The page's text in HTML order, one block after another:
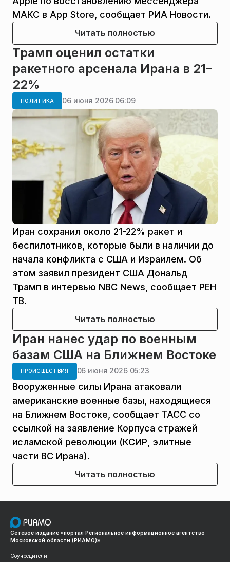
МАКС в App Store, сообщает РИА Новости.
Читать полностью
Трамп оценил остатки
ракетного арсенала Ирана в 21–
22%
ПОЛИТИКА 06 июня 2026 06:09
Иран сохранил около 21-22% ракет и
беспилотников, которые были в наличии до
начала конфликта с США и Израилем. Об
этом заявил президент США Дональд
Трамп в интервью NBC News, сообщает РЕН
ТВ.
Читать полностью
Иран нанес удар по военным
базам США на Ближнем Востоке
ПРОИСШЕСТВИЯ 06 июня 2026 05:23
Вооруженные силы Ирана атаковали
американские военные базы, находящиеся
на Ближнем Востоке, сообщает ТАСС со
ссылкой на заявление Корпуса стражей
исламской революции (КСИР, элитные
части ВС Ирана).
Читать полностью
Сетевое издание «портал Региональное информационное агентство
Московской области (РИАМО)»
Соучредители: